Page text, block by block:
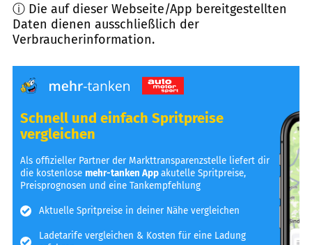
ⓘ Die auf dieser Webseite/App bereitgestellten
Daten dienen ausschließlich der
Verbraucherinformation.
Schnell und einfach Spritpreise
vergleichen
Als offizieller Partner der Markttransparenzstelle liefert dir
die kostenlosemehr-tanken Appakutelle Spritpreise,
Preisprognosen und eine Tankempfehlung
Aktuelle Spritpreise in deiner Nähe vergleichen
Ladetarife vergleichen & Kosten für eine Ladung